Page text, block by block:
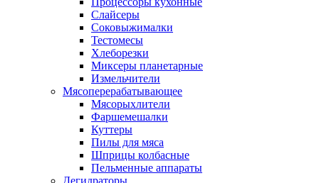
Слайсеры
Соковыжималки
Тестомесы
Хлеборезки
Миксеры планетарные
Измельчители
Мясоперерабатывающее
Мясорыхлители
Фаршемешалки
Куттеры
Пилы для мяса
Шприцы колбасные
Пельменные аппараты
Дегидраторы